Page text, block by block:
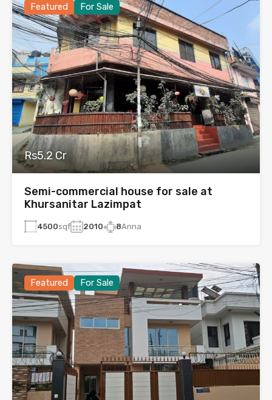
Featured For Sale
Rs5.2 Cr
Semi-commercial house for sale at
Khursanitar Lazimpat
4500sqf 2010 8Anna
Featured For Sale